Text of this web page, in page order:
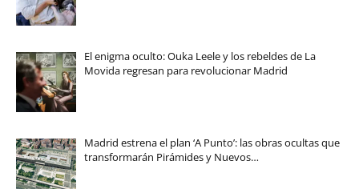
El enigma oculto: Ouka Leele y los rebeldes de La
Movida regresan para revolucionar Madrid
Madrid estrena el plan ‘A Punto’: las obras ocultas que
transformarán Pirámides y Nuevos…